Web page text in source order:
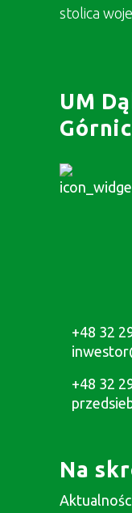
stolica
UM
+48 32
+48 32
Na